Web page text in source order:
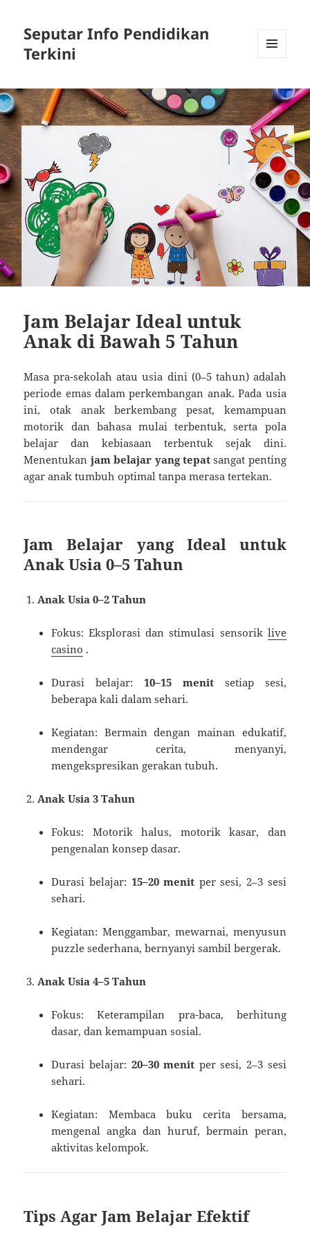
Seputar Info Pendidikan
Terkini
WIDGETS
Jam Belajar Ideal untuk
Anak di Bawah 5 Tahun
Masa pra-sekolah atau usia dini (0–5 tahun) adalah
periode emas dalam perkembangan anak. Pada usia
ini, otak anak berkembang pesat, kemampuan
motorik dan bahasa mulai terbentuk, serta pola
belajar dan kebiasaan terbentuk sejak dini.
Menentukan jam belajar yang tepatsangat penting
agar anak tumbuh optimal tanpa merasa tertekan.
Jam Belajar yang Ideal untuk
Anak Usia 0–5 Tahun
Anak Usia 0–2 Tahun
Fokus: Eksplorasi dan stimulasi sensorik live
casino .
Durasi belajar:10–15 menitsetiap sesi,
beberapa kali dalam sehari.
Kegiatan: Bermain dengan mainan edukatif,
mendengar cerita, menyanyi,
mengekspresikan gerakan tubuh.
Anak Usia 3 Tahun
Fokus: Motorik halus, motorik kasar, dan
pengenalan konsep dasar.
Durasi belajar: 15–20 menit per sesi, 2–3 sesi
sehari.
Kegiatan: Menggambar, mewarnai, menyusun
puzzle sederhana, bernyanyi sambil bergerak.
Anak Usia 4–5 Tahun
Fokus: Keterampilan pra-baca, berhitung
dasar, dan kemampuan sosial.
Durasi belajar: 20–30 menit per sesi, 2–3 sesi
sehari.
Kegiatan: Membaca buku cerita bersama,
mengenal angka dan huruf, bermain peran,
aktivitas kelompok.
Tips Agar Jam Belajar Efektif